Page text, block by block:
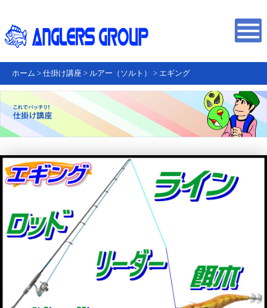
ホーム > 仕掛け講座 > ルアー（ソルト） > エギング